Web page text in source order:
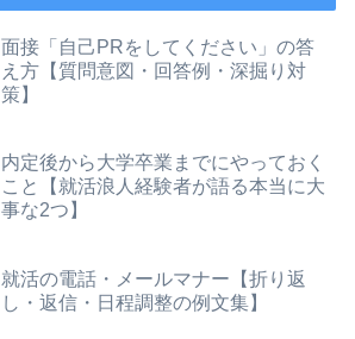
面接「自己PRをしてください」の答
え方【質問意図・回答例・深掘り対
策】
内定後から大学卒業までにやっておく
こと【就活浪人経験者が語る本当に大
事な2つ】
就活の電話・メールマナー【折り返
し・返信・日程調整の例文集】